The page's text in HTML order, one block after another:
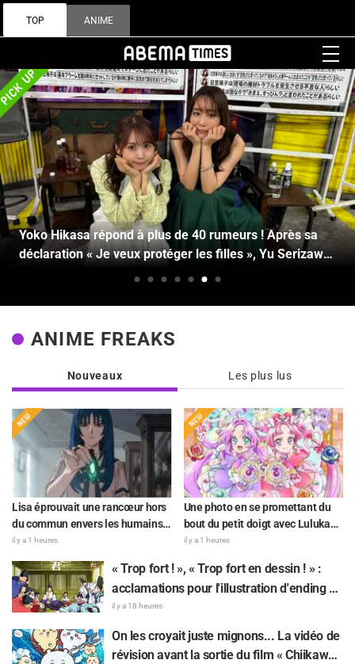
TOP ANIME
Yoko Hikasa répond à plus de 40 rumeurs ! Après sa
déclaration « Je veux protéger les filles », Yu Serizawa
confirme qu'elle fait chavirer les cœurs
ANIME FREAKS
Nouveaux Les plus lus
Lisa éprouvait une rancœur hors
du commun envers les humains...
Synopsis et premières images de
Lara » dévoilés !
il y a 1 heures
Une photo en se promettant du
bout du petit doigt avec Luluka
Moria ! Des retours sur le compte
doublage Nao Tōyama après
avoir assisté au Dream Stage de
il y a 1 heures
« Trop fort ! », « Trop fort en dessin ! » :
acclamations pour l'illustration d'ending du
13e épisode dessinée par Asaki Yuikawa,
la comédienne doublant le protagoniste
de « The Elusive Samurai »
il y a 18 heures
On les croyait juste mignons... La vidéo de
révision avant la sortie du film « Chiikawa